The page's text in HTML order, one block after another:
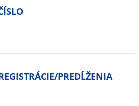
PREDĹŽENIA